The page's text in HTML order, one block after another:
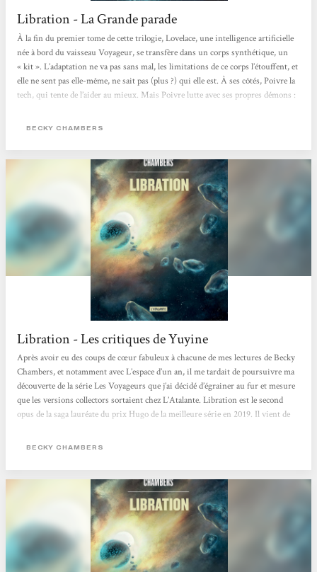
Libration - La Grande parade
À la fin du premier tome de cette trilogie, Lovelace, une intelligence artificielle
née à bord du vaisseau Voyageur, se transfère dans un corps synthétique, un
« kit ». L’adaptation ne va pas sans mal, les limitations de ce corps l’étouffent, et
elle ne sent pas elle-même, ne sait pas (plus ?) qui elle est. À ses côtés, Poivre la
tech, qui tente de l’aider au mieux. Mais Poivre lutte avec ses propres démons :
une usine sous la surveillance des Mères, des IA...
BECKY CHAMBERS
Libration - Les critiques de Yuyine
Après avoir eu des coups de cœur fabuleux à chacune de mes lectures de Becky
Chambers, et notamment avec L’espace d’un an, il me tardait de poursuivre ma
découverte de la série Les Voyageurs que j’ai décidé d’égrainer au fur et mesure
que les versions collectors sortaient chez L’Atalante. Libration est le second
opus de la saga lauréate du prix Hugo de la meilleure série en 2019. Il vient de
cygne. Et voici ce que j’en ai pensé… Dehors, sous les étoiles, tout allait un peu
BECKY CHAMBERS